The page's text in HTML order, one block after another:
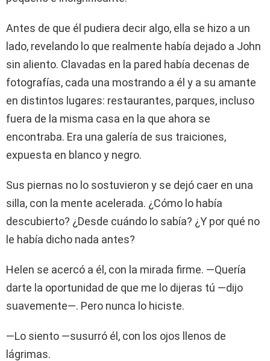
Antes de que él pudiera decir algo, ella se hizo a un
lado, revelando lo que realmente había dejado a John
sin aliento. Clavadas en la pared había decenas de
fotografías, cada una mostrando a él y a su amante
en distintos lugares: restaurantes, parques, incluso
fuera de la misma casa en la que ahora se
encontraba. Era una galería de sus traiciones,
expuesta en blanco y negro.
Sus piernas no lo sostuvieron y se dejó caer en una
silla, con la mente acelerada. ¿Cómo lo había
descubierto? ¿Desde cuándo lo sabía? ¿Y por qué no
le había dicho nada antes?
Helen se acercó a él, con la mirada firme. —Quería
darte la oportunidad de que me lo dijeras tú —dijo
suavemente—. Pero nunca lo hiciste.
—Lo siento —susurró él, con los ojos llenos de
lágrimas.